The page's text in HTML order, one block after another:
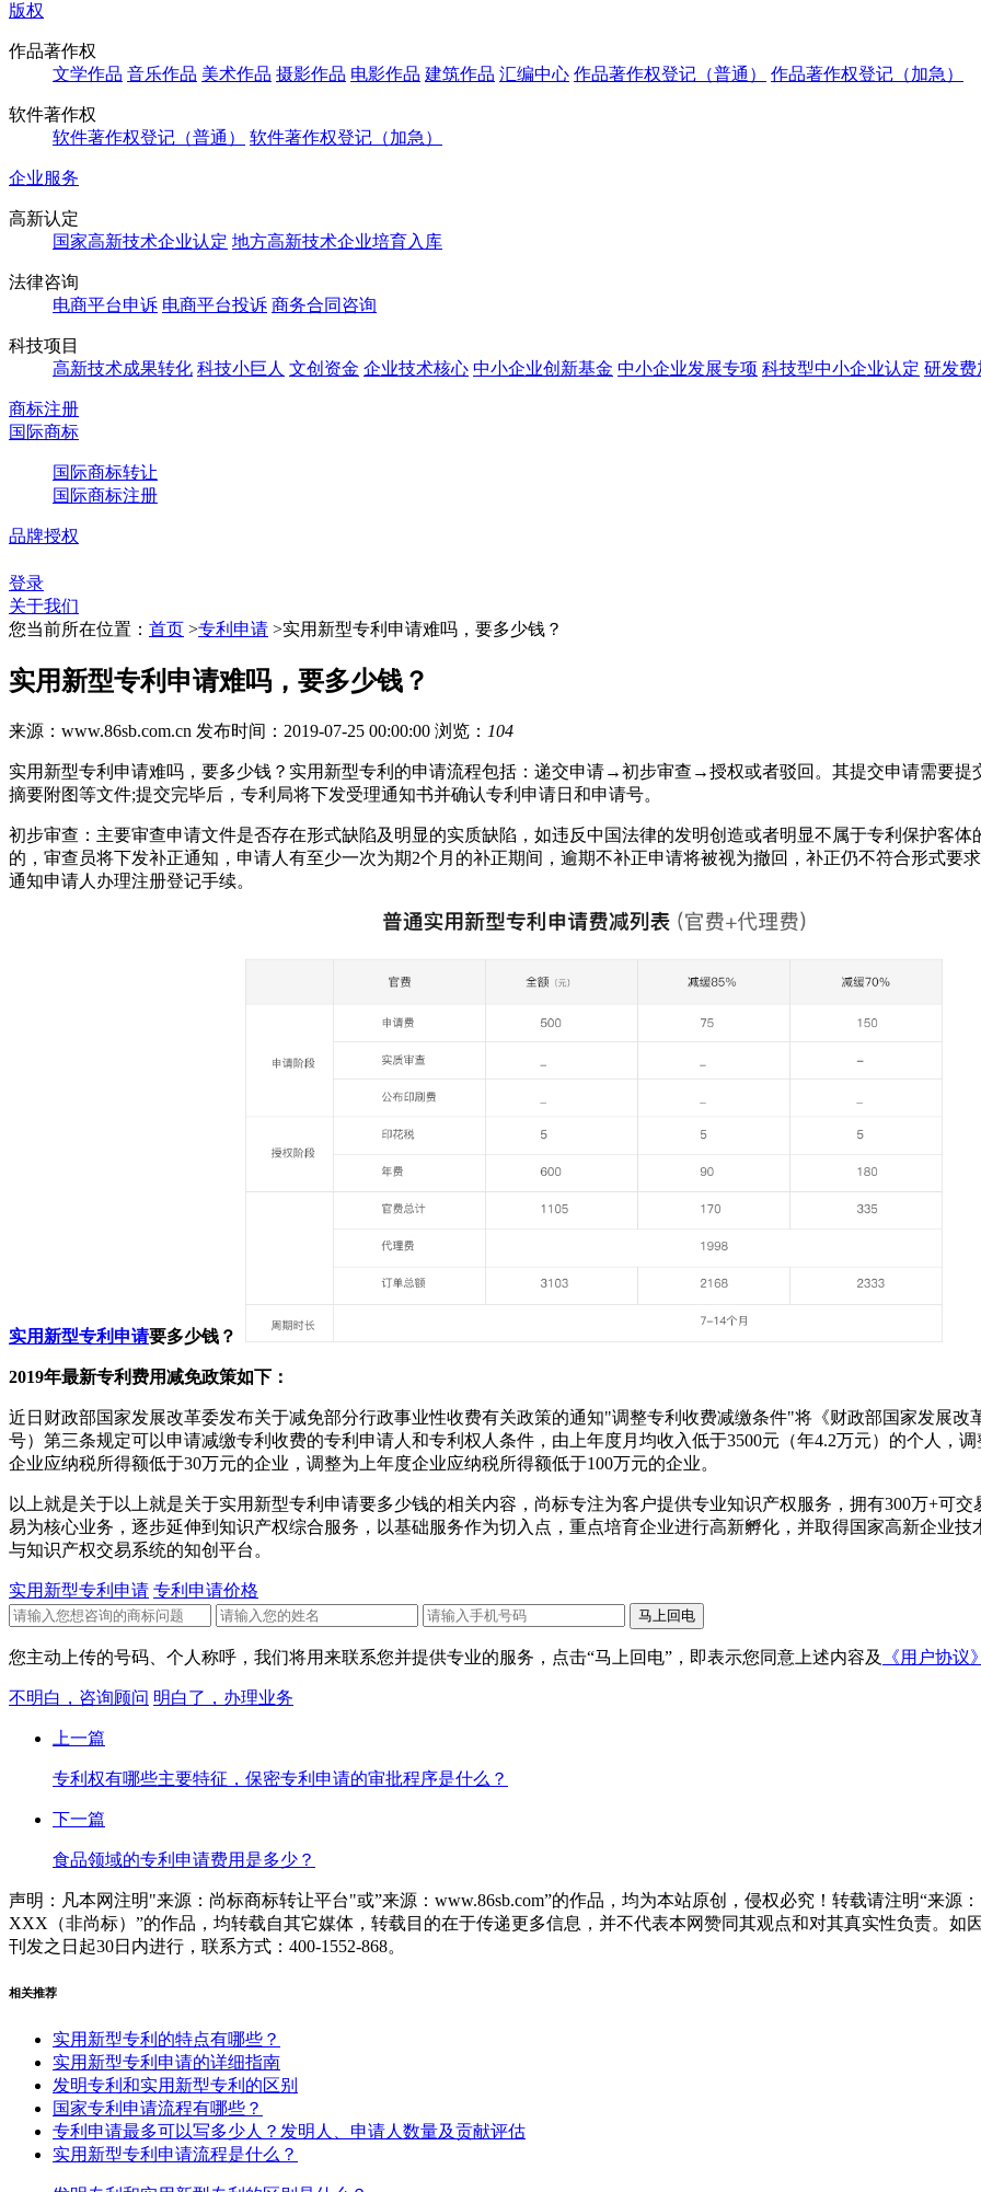
版权
作品著作权
文学作品 音乐作品 美术作品 摄影作品 电影作品 建筑作品 汇编中心 作品著作权登记（普通） 作品著作权登记（加急）
软件著作权
软件著作权登记（普通）
软件著作权登记（加急）
企业服务
高新认定
国家高新技术企业认定 地方高新技术企业培育入库
法律咨询
电商平台申诉 电商平台投诉 商务合同咨询
科技项目
高新技术成果转化 科技小巨人 文创资金 企业技术核心 中小企业创新基金 中小企业发展专项 科技型中小企业认定 研发费
商标注册
国际商标
国际商标转让
国际商标注册
品牌授权
登录
关于我们
您当前所在位置： 首页 >专利申请 >实用新型专利申请难吗，要多少钱？
实用新型专利申请难吗，要多少钱？
来源：www.86sb.com.cn 发布时间：2019-07-25 00:00:00 浏览： 104
实用新型专利申请难吗，要多少钱？实用新型专利的申请流程包括：递交申请→初步审查→授权或者驳回。其提交申请需要
摘要附图等文件;提交完毕后，专利局将下发受理通知书并确认专利申请日和申请号。
初步审查：主要审查申请文件是否存在形式缺陷及明显的实质缺陷，如违反中国法律的发明创造或者明显不属于专利保护客
的，审查员将下发补正通知，申请人有至少一次为期2个月的补正期间，逾期不补正申请将被视为撤回，补正仍不符合形式要
通知申请人办理注册登记手续。
实用新型专利申请要多少钱？
2019年最新专利费用减免政策如下：
近日财政部国家发展改革委发布关于减免部分行政事业性收费有关政策的通知"调整专利收费减缴条件"将《财政部国家发展改
号）第三条规定可以申请减缴专利收费的专利申请人和专利权人条件，由上年度月均收入低于3500元（年4.2万元）的个人，
企业应纳税所得额低于30万元的企业，调整为上年度企业应纳税所得额低于100万元的企业。
以上就是关于以上就是关于实用新型专利申请要多少钱的相关内容，尚标专注为客户提供专业知识产权服务，拥有300万+可
易为核心业务，逐步延伸到知识产权综合服务，以基础服务作为切入点，重点培育企业进行高新孵化，并取得国家高新企业
与知识产权交易系统的知创平台。
实用新型专利申请 专利申请价格
您主动上传的号码、个人称呼，我们将用来联系您并提供专业的服务，点击“马上回电”，即表示您同意上述内容及 《用户协议
不明白，咨询顾问 明白了，办理业务
上一篇
专利权有哪些主要特征，保密专利申请的审批程序是什么？
下一篇
食品领域的专利申请费用是多少？
声明：凡本网注明"来源：尚标商标转让平台"或”来源：www.86sb.com”的作品，均为本站原创，侵权必究！转载请注明“来源
XXX（非尚标）”的作品，均转载自其它媒体，转载目的在于传递更多信息，并不代表本网赞同其观点和对其真实性负责。
刊发之日起30日内进行，联系方式：400-1552-868。
相关推荐
实用新型专利的特点有哪些？
实用新型专利申请的详细指南
发明专利和实用新型专利的区别
国家专利申请流程有哪些？
专利申请最多可以写多少人？发明人、申请人数量及贡献评估
实用新型专利申请流程是什么？